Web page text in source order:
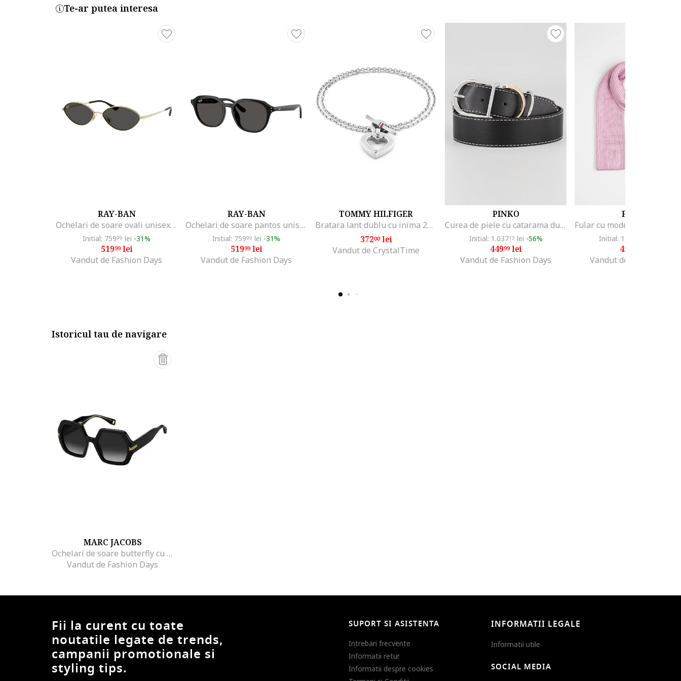
Te-ar putea interesa
RAY-BAN
Ochelari de soare ovali unisex Kai, Auriu/Negru
Initial: 75999 lei -31%
51999lei
Vandut de Fashion Days
RAY-BAN
Ochelari de soare pantos unisex, Negru
Initial: 75999 lei -31%
51999lei
Vandut de Fashion Days
TOMMY HILFIGER
Bratara lant dublu cu inima 2780969, Argintiu
37200lei
Vandut de CrystalTime
PINKO
Curea de piele cu catarama dubla Hippolita, Negru/Alb murdar/Argintiu
Initial: 1.03713 lei -56%
44999lei
Vandut de Fashion Days
FURLA
Initial: 1.035
459
Vandut de Fashion Days
Istoricul tau de navigare
MARC JACOBS
Ochelari de soare butterfly cu detalii logo, Negru/Gri antracit
Vandut de Fashion Days
Fii la curent cu toate
noutatile legate de trends,
campanii promotionale si
styling tips.
SUPORT SI ASISTENTA
Intrebari frecvente
Informatii retur
Informatii despre cookies
INFORMATII LEGALE
Informatii utile
SOCIAL MEDIA